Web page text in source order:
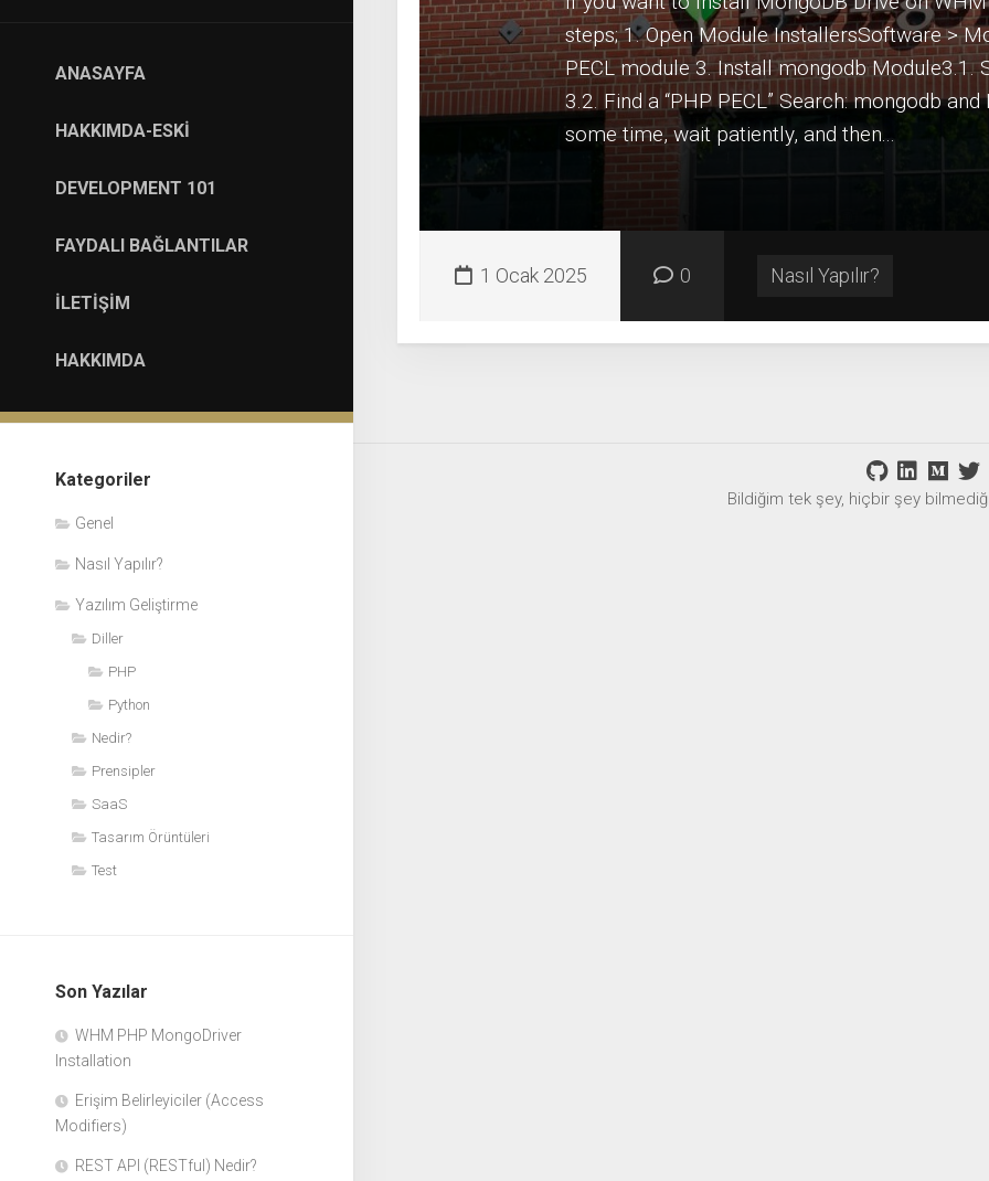
ANASAYFA
HAKKIMDA-ESKI
DEVELOPMENT 101
FAYDALI BAĞLANTILAR
İLETIŞIM
HAKKIMDA
Kategoriler
Genel
Nasıl Yapılır?
Yazılım Geliştirme
Diller
PHP
Python
Nedir?
Prensipler
SaaS
Tasarım Örüntüleri
Test
Son Yazılar
WHM PHP MongoDriver
Installation
Erişim Belirleyiciler (Access
Modifiers)
REST API (RESTful) Nedir?
steps; 1. Open Module InstallersSoftware >
PECL module 3. Install mongodb Module3.1.
3.2. Find a “PHP PECL” Search: mongodb
some time, wait patiently, and then...
1 Ocak 2025 0 Nasıl Yapılır?
Bildiğim tek şey, hiçbir şey